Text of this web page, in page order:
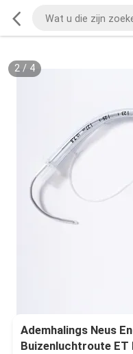
2/ 4
Ademhalings Neus
Buizenluchtroute